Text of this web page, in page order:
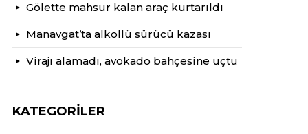
Gölette mahsur kalan araç kurtarıldı
Manavgat’ta alkollü sürücü kazası
Virajı alamadı, avokado bahçesine uçtu
KATEGORILER